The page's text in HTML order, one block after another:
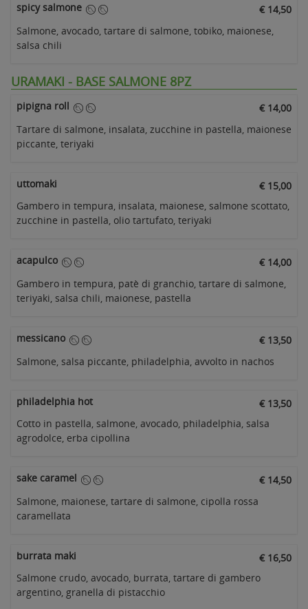
spicy salmone
€ 14,50
Salmone, avocado, tartare di salmone, tobiko, maionese,
salsa chili
URAMAKI - BASE SALMONE 8PZ
pipigna roll
€ 14,00
Tartare di salmone, insalata, zucchine in pastella, maionese
piccante, teriyaki
uttomaki
€ 15,00
Gambero in tempura, insalata, maionese, salmone scottato,
zucchine in pastella, olio tartufato, teriyaki
acapulco
€ 14,00
Gambero in tempura, patè di granchio, tartare di salmone,
teriyaki, salsa chili, maionese, pastella
messicano
€ 13,50
Salmone, salsa piccante, philadelphia, avvolto in nachos
philadelphia hot
€ 13,50
Cotto in pastella, salmone, avocado, philadelphia, salsa
agrodolce, erba cipollina
sake caramel
€ 14,50
Salmone, maionese, tartare di salmone, cipolla rossa
caramellata
burrata maki
€ 16,50
Salmone crudo, avocado, burrata, tartare di gambero
argentino, granella di pistacchio